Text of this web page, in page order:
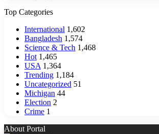
Top Categories
International 1,602
Bangladesh 1,574
Science & Tech 1,468
Hot 1,465
USA 1,364
Trending 1,184
Uncategorized 51
Michigan 44
Election 2
Crime 1
About Portal